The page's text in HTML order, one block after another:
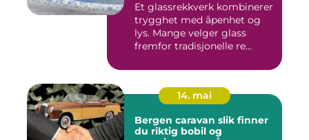
Et glassrekkverk kombinerer
trygghet med åpenhet og
lys. Mange velger glass
fremfor tradisjonelle re...
14. mai
Bergen caravan slik finner
du riktig bobil og